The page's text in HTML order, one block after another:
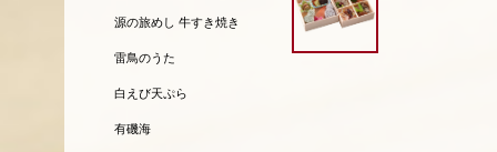
源の旅めし 牛すき焼き
雷鳥のうた
白えび天ぷら
有磯海